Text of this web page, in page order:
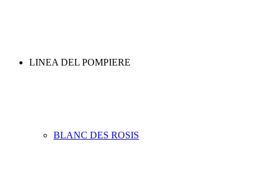
LINEA DEL POMPIERE
BLANC DES ROSIS